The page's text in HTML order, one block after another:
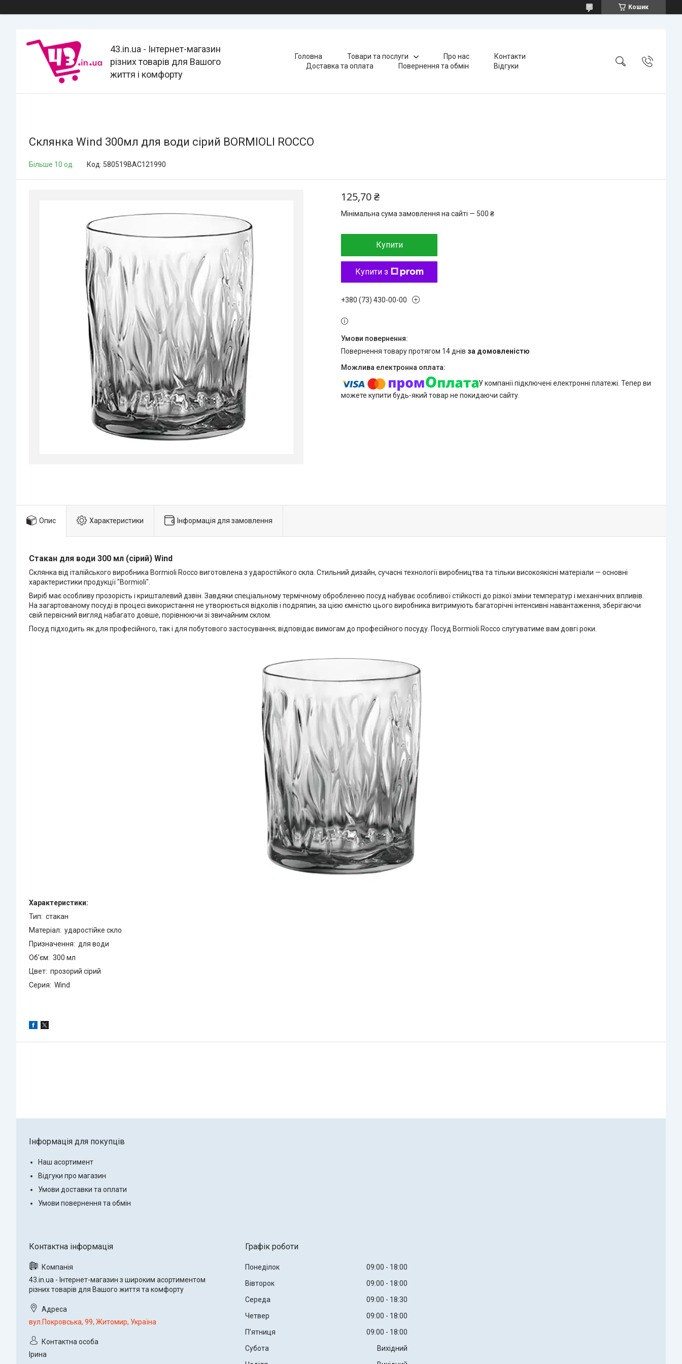
Кошик
43.in.ua - Інтернет-магазин
різних товарів для Вашого
життя і комфорту
Головна Товари та послуги Про нас
Контакти
Доставка та оплата
Повернення та обмін Відгуки
Склянка Wind 300мл для води сірий BORMIOLI ROCCO
Більше 10 од. Код: 580519BAC121990
125,70 ₴
Мінімальна сума замовлення на сайті — 500 ₴
Купити
Купити з
+380 (73) 430-00-00
повернення товару протягом 14 днів за домовленістю
У компанії підключені електронні платежі. Тепер ви
можете купити будь-який товар не покидаючи сайту.
Опис Характеристики Інформація для замовлення
Стакан для води 300 мл (сірий) Wind
Склянка від італійського виробника Bormioli Rocco виготовлена з ударостійкого скла. Стильний дизайн, сучасні технології виробництва та тільки високоякісні матеріали — основні
характеристики продукції "Bormioli".
Виріб має особливу прозорість і кришталевий дзвін. Завдяки спеціальному термічному обробленню посуд набуває особливої стійкості до різкої зміни температур і механічних впливів.
На загартованому посуді в процесі використання не утворюється відколів і подряпин, за цією ємністю цього виробника витримують багаторічні інтенсивні навантаження, зберігаючи
свій первісний вигляд набагато довше, порівнюючи зі звичайним склом.
Посуд підходить як для професійного, так і для побутового застосування; відповідає вимогам до професійного посуду. Посуд Bormioli Rocco слугуватиме вам довгі роки.
Характеристики:
Тип: стакан
Матеріал: ударостійке скло
Призначення: для води
Об'єм: 300 мл
Цвет: прозорий сірий
Серия: Wind
Інформація для покупців
Наш асортимент
Відгуки про магазин
Умови доставки та оплати
Умови повернення та обмін
43.in.ua - Інтернет-магазин з широким асортиментом
різних товарів для Вашого життя та комфорту
вул.Покровська, 99, Житомир, Україна
Ірина
Графік роботи
Понеділок 09:00
18:00
Вівторок
09:00
18:00
Середа
09:00
18:30
Четвер
09:00
18:00
Пʼятниця
09:00
18:00
Субота
Вихідний